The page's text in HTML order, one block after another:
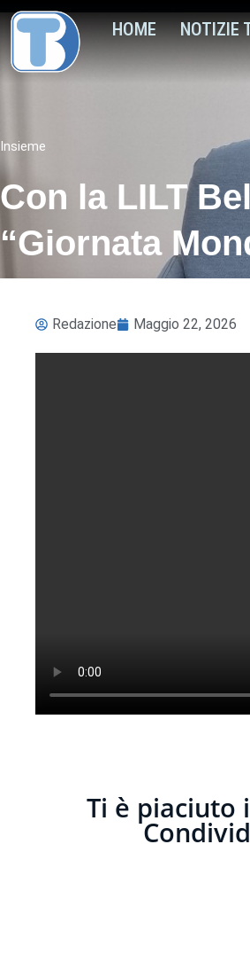
HOME NOTIZIE
Insieme
Con la LILT
“Giornata
Redazione Maggio 22, 2026
Ti è piaciuto